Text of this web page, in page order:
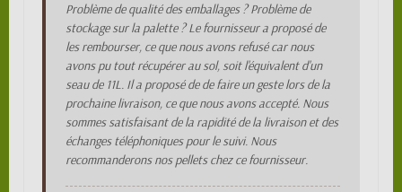
Problème de qualité des emballages ? Problème de
stockage sur la palette ? Le fournisseur a proposé de
les rembourser, ce que nous avons refusé car nous
avons pu tout récupérer au sol, soit l'équivalent d'un
seau de 11L. Il a proposé de de faire un geste lors de la
prochaine livraison, ce que nous avons accepté. Nous
sommes satisfaisant de la rapidité de la livraison et des
échanges téléphoniques pour le suivi. Nous
recommanderons nos pellets chez ce fournisseur.